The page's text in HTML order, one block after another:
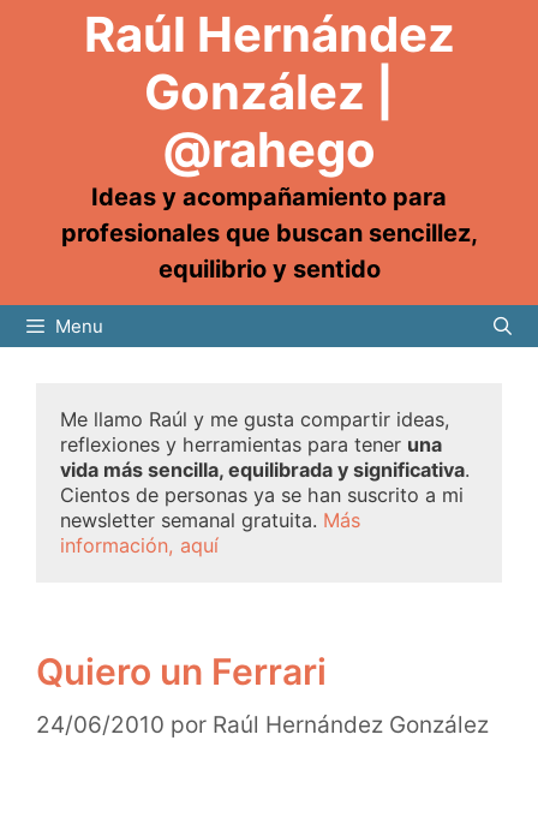
Raúl Hernández
González |
@rahego
Ideas y acompañamiento para
profesionales que buscan sencillez,
equilibrio y sentido
Menu
Me llamo Raúl y me gusta compartir ideas,
reflexiones y herramientas para tener una
vida más sencilla, equilibrada y significativa.
Cientos de personas ya se han suscrito a mi
newsletter semanal gratuita. Más
información, aquí
Quiero un Ferrari
24/06/2010 por Raúl Hernández González